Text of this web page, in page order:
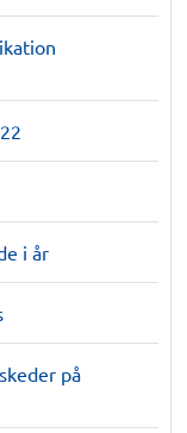
i år
på